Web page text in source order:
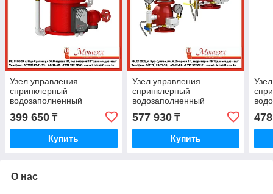
Узел управления
спринклерный
водозаполненный
"Шалтан" Производитель
ЗАО «ПО
«Спецавтоматика», Бийск
399 650 ₸
Купить
Узел управления
спринклерный
водозаполненный
Производитель ЗАО «ПО
«Спецавтоматика», Бийск
577 930₸
Купить
О нас